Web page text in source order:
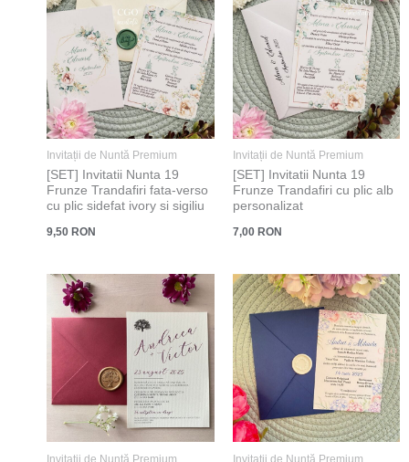
Invitații de Nuntă Premium
[SET] Invitatii Nunta 19
Frunze Trandafiri fata-verso
cu plic sidefat ivory si sigiliu
9,50 RON
Invitații de Nuntă Premium
[SET] Invitatii Nunta 19
Frunze Trandafiri cu plic alb
personalizat
7,00 RON
Invitații de Nuntă Premium Invitații de Nuntă Premium